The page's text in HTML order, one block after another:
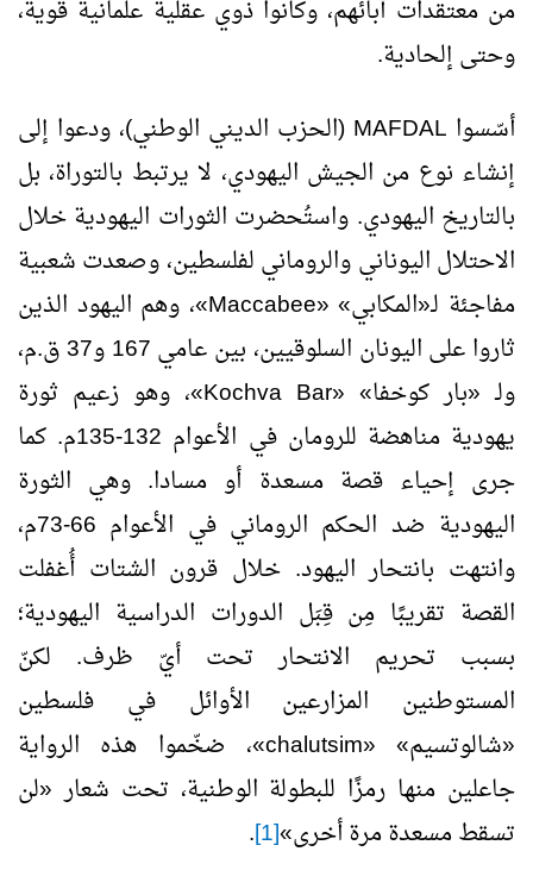
من معتقدات آبائهم، وكانوا ذوي عقلية علمانية قوية،
وحتى إلحادية.
أسّسوا MAFDAL (الحزب الديني الوطني)، ودعوا إلى
إنشاء نوع من الجيش اليهودي، لا يرتبط بالتوراة، بل
بالتاريخ اليهودي. واستُحضرت الثورات اليهودية خلال
الاحتلال اليوناني والروماني لفلسطين، وصعدت شعبية
مفاجئة لـ«المكابي» «Maccabee»، وهم اليهود الذين
ثاروا على اليونان السلوقيين، بين عامي 167 و37 ق.م،
ولـ «بار كوخفا» «Bar
Kochva»، وهو زعيم ثورة
يهودية مناهضة للرومان في الأعوام 132-135م. كما
جرى إحياء قصة مسعدة أو مسادا. وهي الثورة
اليهودية ضد الحكم الروماني في الأعوام 66-73م،
وانتهت بانتحار اليهود. خلال قرون الشتات أُغفلت
القصة تقريبًا مِن قِبَل الدورات الدراسية اليهودية؛
بسبب تحريم الانتحار تحت أيّ ظرف. لكنّ
المستوطنين المزارعين الأوائل في فلسطين
«شالوتسيم» «chalutsim»، ضخّموا هذه الرواية
جاعلين منها رمزًا للبطولة الوطنية، تحت شعار «لن
تسقط مسعدة مرة أخرى»[1]
.